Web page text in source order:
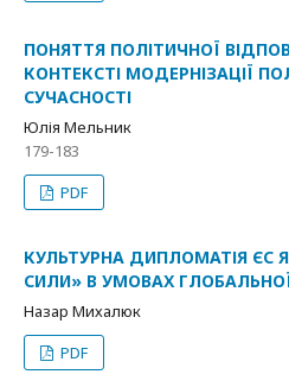
ПОНЯТТЯ ПОЛІТИЧНОЇ
КОНТЕКСТІ МОДЕРНІЗАЦІЇ
СУЧАСНОСТІ
Юлія Мельник
179-183
PDF
КУЛЬТУРНА ДИПЛОМАТІЯ ЄС
СИЛИ» В УМОВАХ
Назар Михалюк
PDF